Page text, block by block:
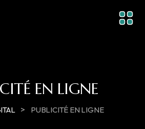
EN LIGNE
> PUBLICITÉ EN LIGNE